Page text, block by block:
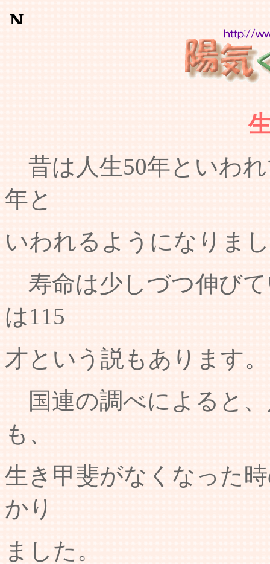
昔は人生50年といわ
年と
いわれるようになりま
寿命は少しづつ伸び
は115
才という説もあります。
国連の調べによると
も、
生き甲斐がなくなった
かり
ました。